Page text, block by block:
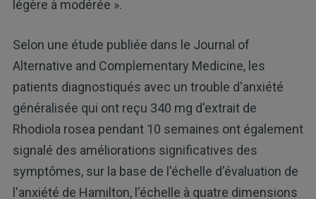
légère à modérée ».
Selon une étude publiée dans le Journal of
Alternative and Complementary Medicine, les
patients diagnostiqués avec un trouble d'anxiété
généralisée qui ont reçu 340 mg d'extrait de
Rhodiola rosea pendant 10 semaines ont également
signalé des améliorations significatives des
symptômes, sur la base de l'échelle d'évaluation de
l'anxiété de Hamilton, l'échelle à quatre dimensions